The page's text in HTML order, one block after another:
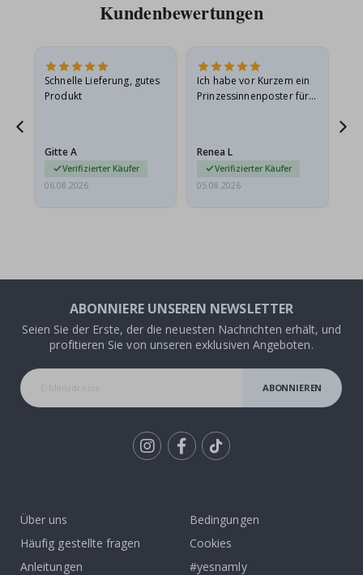
Kundenbewertungen
Schnelle Lieferung, gutes
Produkt
Gitte A
Verifizierter Käufer
06.08.2026
Ich habe vor Kurzem ein
Prinzessinnenposter für
beschädigt…
Renea L
Verifizierter Käufer
05.08.2026
ABONNIERE UNSEREN NEWSLETTER
Seien Sie der Erste, der die neuesten Nachrichten erhält, und
profitieren Sie von unseren exklusiven Angeboten.
ABONNIEREN
Über uns
Häufig gestellte fragen
Anleitungen
Bedingungen
Cookies
#yesnamly